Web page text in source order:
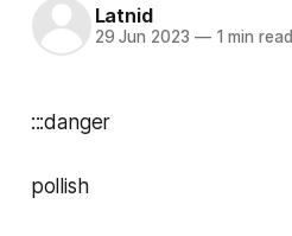
Latnid
29 Jun 2023 —1 min read
:::danger
pollish